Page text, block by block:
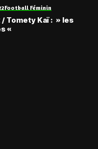
Football Féminin
/ Tomety Kaï : » les
«